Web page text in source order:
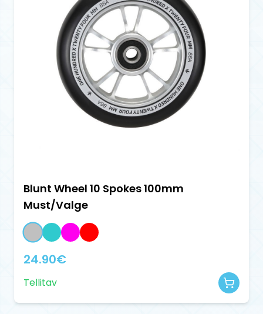
Blunt Wheel 10 Spokes 100mm
Must/Valge
24.90€
Tellitav